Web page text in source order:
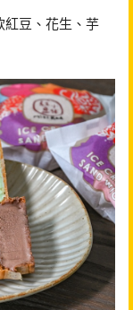
紅豆、花生、芋